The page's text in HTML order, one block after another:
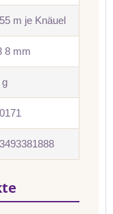
m je Knäuel
8 mm
g